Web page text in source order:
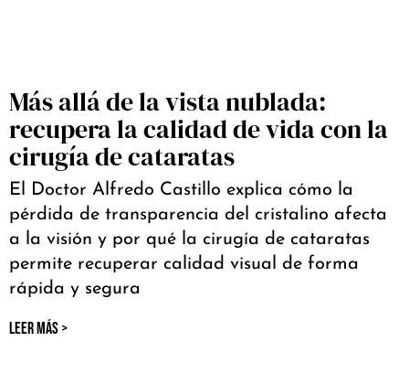
Más allá de la vista nublada:
recupera la calidad de vida con la
cirugía de cataratas
El Doctor Alfredo Castillo explica cómo la
pérdida de transparencia del cristalino afecta
a la visión y por qué la cirugía de cataratas
permite recuperar calidad visual de forma
rápida y segura
LEER MÁS >